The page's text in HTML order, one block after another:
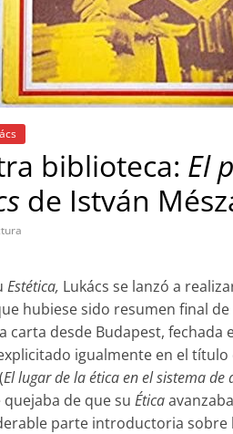
biblioteca: El
de István
Estética, Lukács se lanzó a
hubiese sido resumen final
desde Budapest, fechada
igualmente en el
(El lugar de la ética en el sistema
de que su Ética
parte introductoria sobre